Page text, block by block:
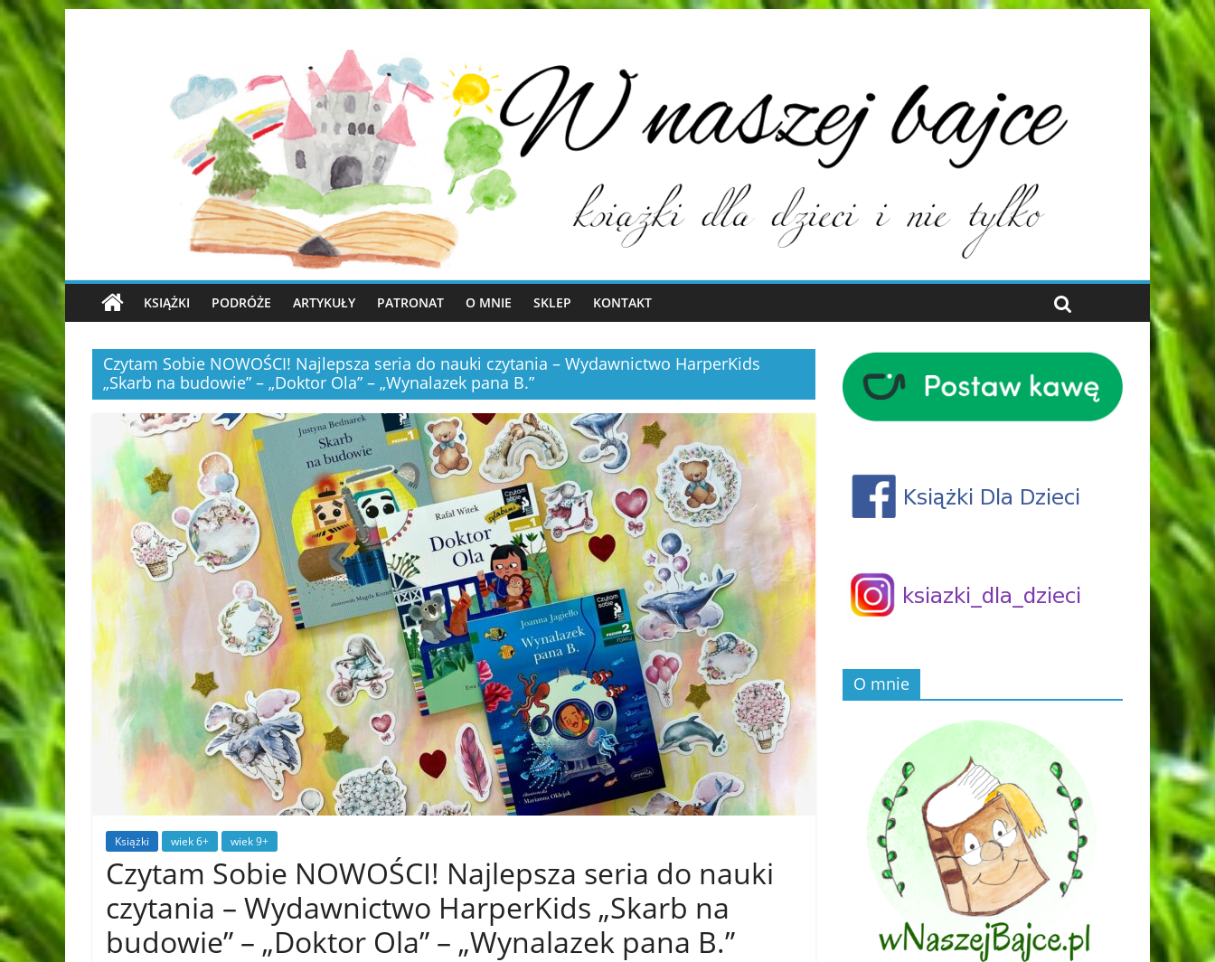
KSIĄŻKI PODRÓŻE ARTYKUŁY PATRONAT O MNIE SKLEP KONTAKT
Czytam Sobie NOWOŚCI! Najlepsza seria do nauki czytania – Wydawnictwo HarperKids
„Skarb na budowie” – „Doktor Ola” – „Wynalazek pana B.”
Książki wiek 6+ wiek 9+
Czytam Sobie NOWOŚCI! Najlepsza seria do nauki
czytania – Wydawnictwo HarperKids „Skarb na
budowie” – „Doktor Ola” – „Wynalazek pana B.”
O mnie